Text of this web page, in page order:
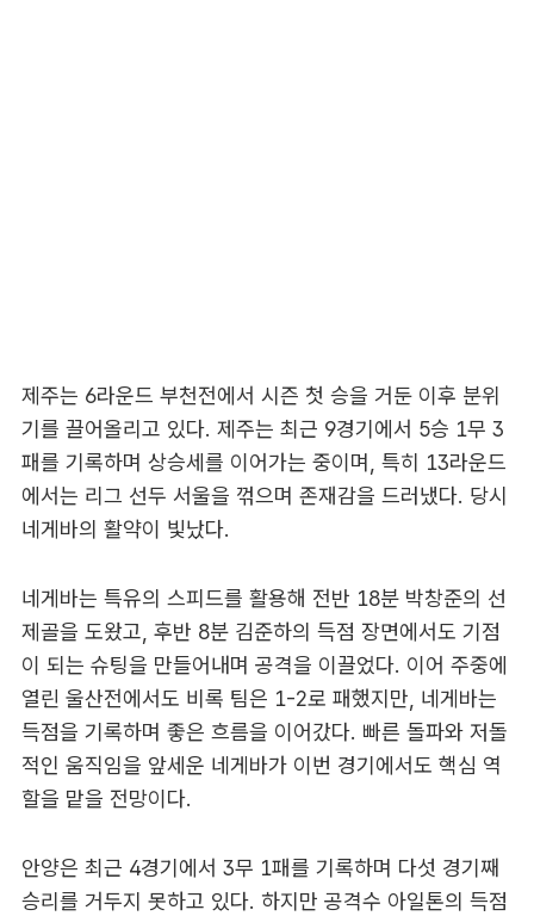
제주는 6라운드 부천전에서 시즌 첫 승을 거둔 이후 분위
기를 끌어올리고 있다. 제주는 최근 9경기에서 5승 1무 3
패를 기록하며 상승세를 이어가는 중이며, 특히 13라운드
에서는 리그 선두 서울을 꺾으며 존재감을 드러냈다. 당시
네게바의 활약이 빛났다.
네게바는 특유의 스피드를 활용해 전반 18분 박창준의 선
제골을 도왔고, 후반 8분 김준하의 득점 장면에서도 기점
이 되는 슈팅을 만들어내며 공격을 이끌었다. 이어 주중에
열린 울산전에서도 비록 팀은 1-2로 패했지만, 네게바는
득점을 기록하며 좋은 흐름을 이어갔다. 빠른 돌파와 저돌
적인 움직임을 앞세운 네게바가 이번 경기에서도 핵심 역
할을 맡을 전망이다.
안양은 최근 4경기에서 3무 1패를 기록하며 다섯 경기째
승리를 거두지 못하고 있다. 하지만 공격수 아일톤의 득점